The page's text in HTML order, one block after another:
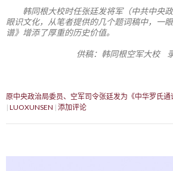
韩同根大校时任张廷发将军（中共中央
眼识文化，从笔者提供的几个题词稿中，一
谱》增添了厚重的历史价值。
供稿：韩同根空军大校
原中央政治局委员、空军司令张廷发为《中华罗氏通
LUOXUNSEN 添加评论